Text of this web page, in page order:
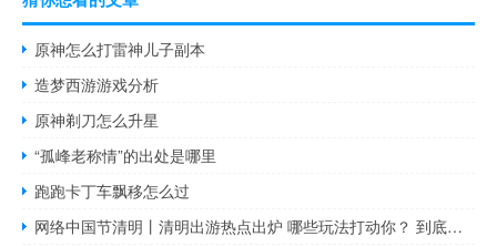
原神怎么打雷神儿子副本
造梦西游游戏分析
原神剃刀怎么升星
“孤峰老称情”的出处是哪里
跑跑卡丁车飘移怎么过
网络中国节清明丨清明出游热点出炉 哪些玩法打动你？ 到底什么情况呢